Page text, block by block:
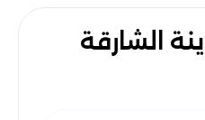
الشارقة